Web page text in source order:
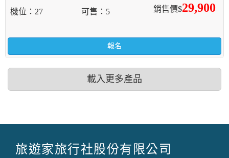
銷售價$29,900
機位 27 可售 5
報名
載入更多產品
旅遊家旅行社股份有限公司